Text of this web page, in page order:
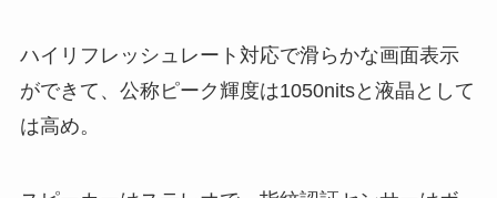
ハイリフレッシュレート対応で滑らかな画面表示
ができて、公称ピーク輝度は1050nitsと液晶として
は高め。